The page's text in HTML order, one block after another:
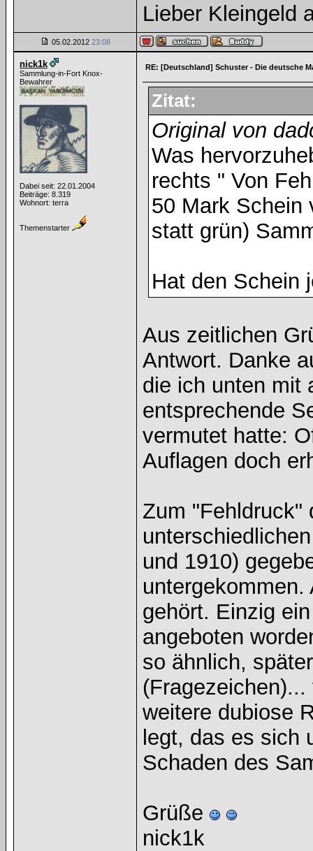
Lieber Kleingeld
05.02.2012 23:08
nick1k
Sammlung-in-Fort Knox-
Bewahrer
Dabei seit: 22.01.2004
Beiträge: 8.319
Wohnort: terra
Themenstarter
RE: [Deutschland] Schuster - Die deutsche
Zitat:
Original von
Was
rechts " Von
50 Mark Schein
statt grün)
Hat den Schein
Aus zeitlichen
Antwort. Danke
die ich unten mit
entsprechende
vermutet hatte:
Auflagen doch
Zum "Fehldruck"
und 1910)
gehört. Einzig
angeboten
so ähnlich,
weitere dubiose
legt, das es sich
Schaden des
Grüße
nick1k